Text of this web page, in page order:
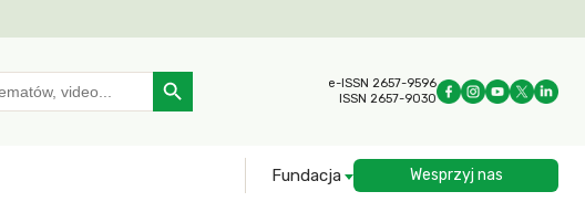
Search Button
e-ISSN 2657-9596
ISSN 2657-9030
Fundacja Wesprzyj nas